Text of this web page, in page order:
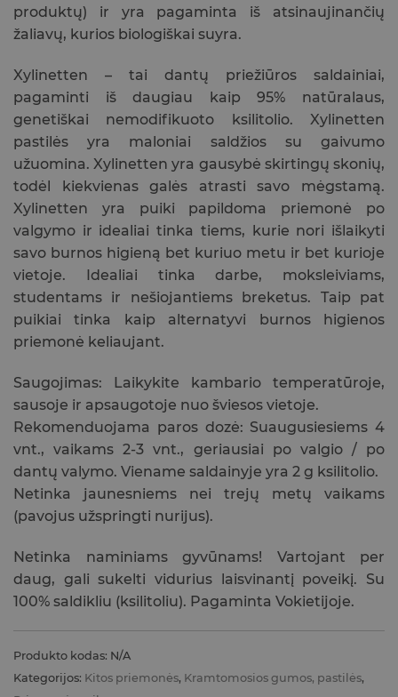
produktų) ir yra pagaminta iš atsinaujinančių
žaliavų, kurios biologiškai suyra.
Xylinetten – tai dantų priežiūros saldainiai,
pagaminti iš daugiau kaip 95% natūralaus,
genetiškai nemodifikuoto ksilitolio. Xylinetten
pastilės yra maloniai saldžios su gaivumo
užuomina. Xylinetten yra gausybė skirtingų skonių,
todėl kiekvienas galės atrasti savo mėgstamą.
Xylinetten yra puiki papildoma priemonė po
valgymo ir idealiai tinka tiems, kurie nori išlaikyti
savo burnos higieną bet kuriuo metu ir bet kurioje
vietoje. Idealiai tinka darbe, moksleiviams,
studentams ir nešiojantiems breketus. Taip pat
puikiai tinka kaip alternatyvi burnos higienos
priemonė keliaujant.
Saugojimas: Laikykite kambario temperatūroje,
sausoje ir apsaugotoje nuo šviesos vietoje.
Rekomenduojama paros dozė: Suaugusiesiems 4
vnt., vaikams 2-3 vnt., geriausiai po valgio / po
dantų valymo. Viename saldainyje yra 2 g ksilitolio.
Netinka jaunesniems nei trejų metų vaikams
(pavojus užspringti nurijus).
Netinka naminiams gyvūnams! Vartojant per
daug, gali sukelti vidurius laisvinantį poveikį. Su
100% saldikliu (ksilitoliu). Pagaminta Vokietijoje.
Produkto kodas: N/A
Kategorijos: Kitos priemonės, Kramtomosios gumos, pastilės,